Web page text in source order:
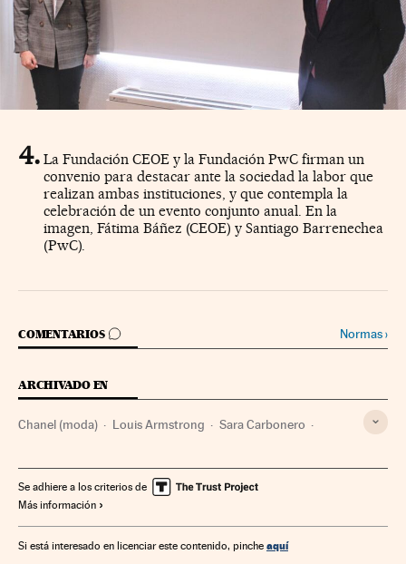
La Fundación CEOE y la Fundación PwC firman un
convenio para destacar ante la sociedad la labor que
realizan ambas instituciones, y que contempla la
celebración de un evento conjunto anual. En la
imagen, Fátima Báñez (CEOE) y Santiago Barrenechea
(PwC).
COMENTARIOS
IR A LOS COMENTARIOS Normas›
ARCHIVADO EN
Chanel (moda) Louis Armstrong Sara Carbonero
Se adhiere a los criterios de
Más información
Si está interesado en licenciar este contenido, pinche aquí